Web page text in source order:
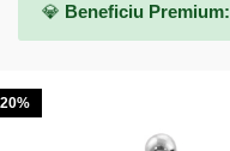
💎 Beneficiu Premium: